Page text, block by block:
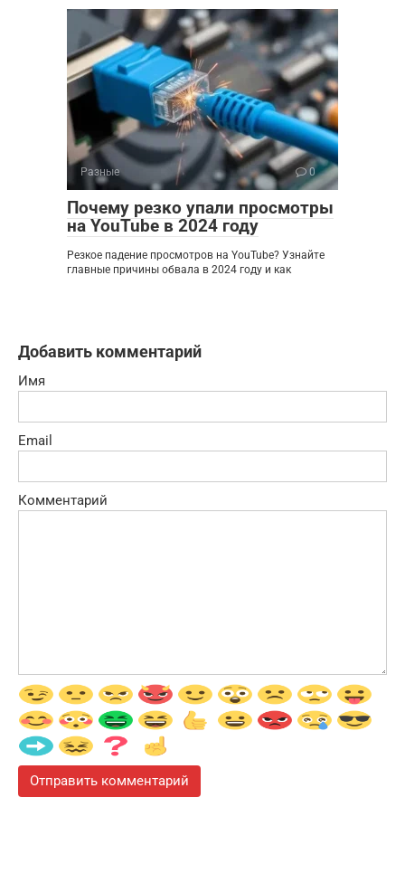
Разные 0
Почему резко упали просмотры
на YouTube в 2024 году
Резкое падение просмотров на YouTube? Узнайте
главные причины обвала в 2024 году и как
Добавить комментарий
Имя
Email
Комментарий